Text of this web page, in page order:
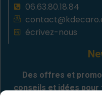
06.63.80.18.84
écrivez-nous
Des offres et
conseils et idées